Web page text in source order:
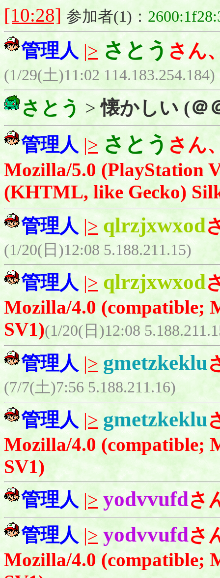
[10:28] 参加者(1)：
管理人 |> さとう さん
(1/29(土)11:02 114.183.254.184)
さとう >懐かしい (＠
管理人 |> さとう さん
Mozilla/5.0 (PlayStation
(KHTML, like Gecko)
管理人 |> qlrzjxwxod
(1/20(日)12:08 5.188.211.15)
管理人 |> qlrzjxwxod
Mozilla/4.0 (compatible;
SV1)(1/20(日)12:08
管理人 |> gmetzkeklu
(7/7(土)7:56 5.188.211.16)
管理人 |> gmetzkeklu
Mozilla/4.0 (compatible;
SV1)
管理人 |> yodvvufdさ
管理人 |> yodvvufdさ
Mozilla/4.0 (compatible;